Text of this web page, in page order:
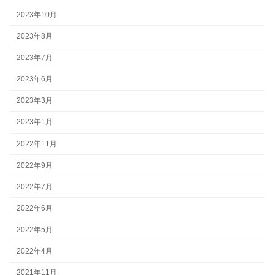
2023年10月
2023年8月
2023年7月
2023年6月
2023年3月
2023年1月
2022年11月
2022年9月
2022年7月
2022年6月
2022年5月
2022年4月
2021年11月